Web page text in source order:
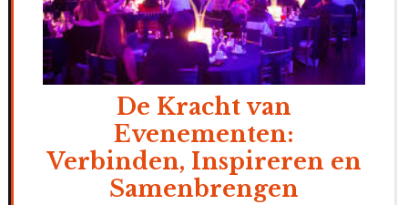
De Kracht van
Evenementen:
Verbinden, Inspireren en
Samenbrengen